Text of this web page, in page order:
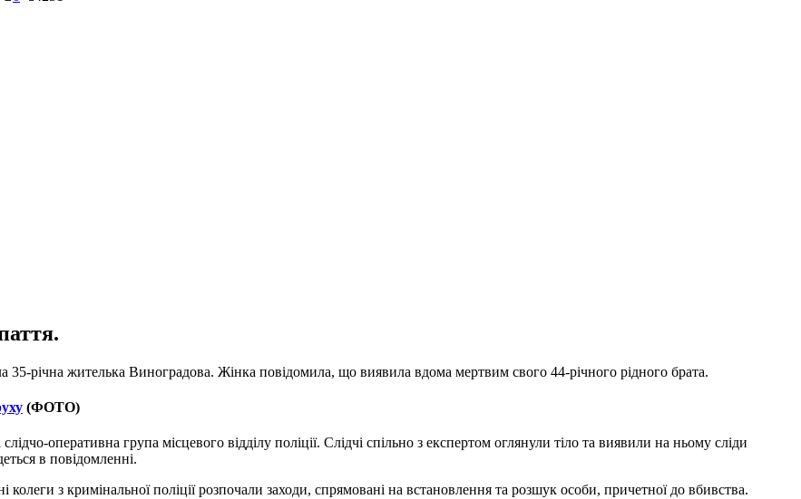
35-річна жителька Виноградова. Жінка повідомила, що виявила вдома мертвим свого 44-річного рідного брата.
(ФОТО)
оперативна група місцевого відділу поліції. Слідчі спільно з експертом оглянули тіло та виявили на ньому сліди
в повідомленні.
колеги з кримінальної поліції розпочали заходи, спрямовані на встановлення та розшук особи, причетної до вбивства.